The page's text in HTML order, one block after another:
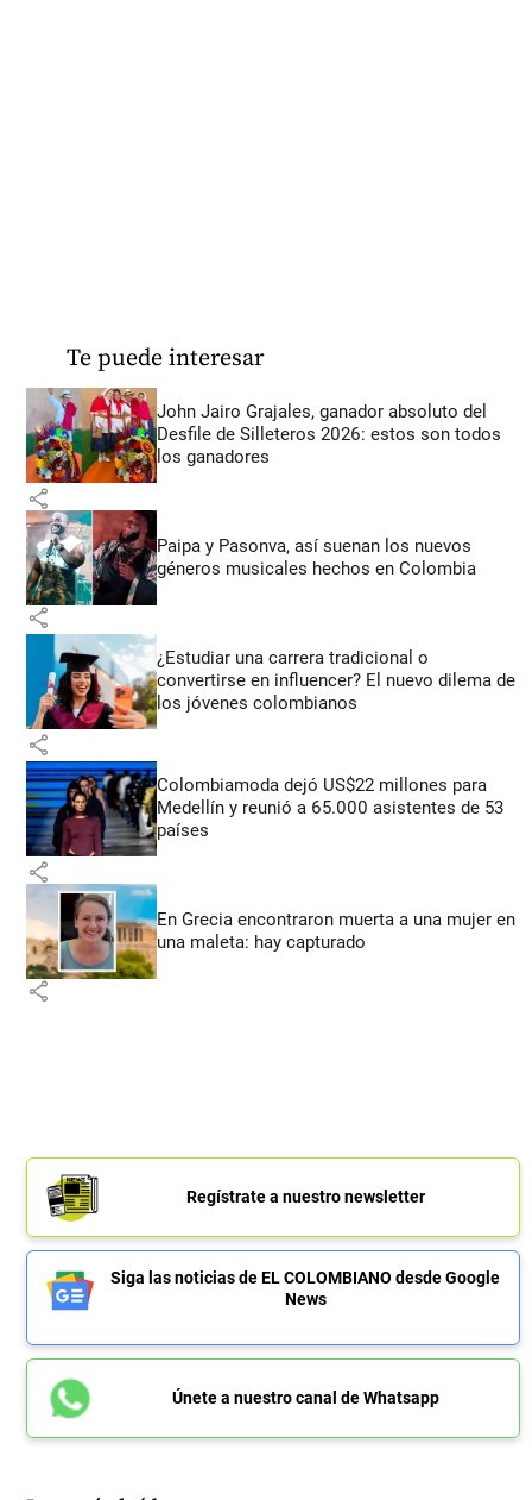
Te puede interesar
John Jairo Grajales, ganador absoluto del
Desfile de Silleteros 2026: estos son todos
los ganadores
share
Paipa y Pasonva, así suenan los nuevos
géneros musicales hechos en Colombia
share
¿Estudiar una carrera tradicional o
convertirse en influencer? El nuevo dilema de
los jóvenes colombianos
share
Colombiamoda dejó US$22 millones para
Medellín y reunió a 65.000 asistentes de 53
países
share
En Grecia encontraron muerta a una mujer en
una maleta: hay capturado
share
Regístrate a nuestro newsletter
Siga las noticias de EL COLOMBIANO desde Google
News
Únete a nuestro canal de Whatsapp